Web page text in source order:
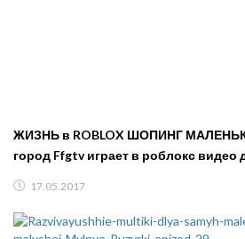
ЖИЗНЬ в ROBLOX ШОПИНГ
город Ffgtv играет в роблокс видео
17.05.2017